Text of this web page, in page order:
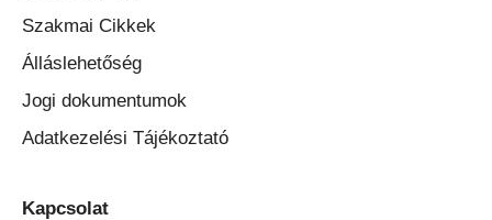
Szakmai Cikkek
Álláslehetőség
Jogi dokumentumok
Adatkezelési Tájékoztató
Kapcsolat